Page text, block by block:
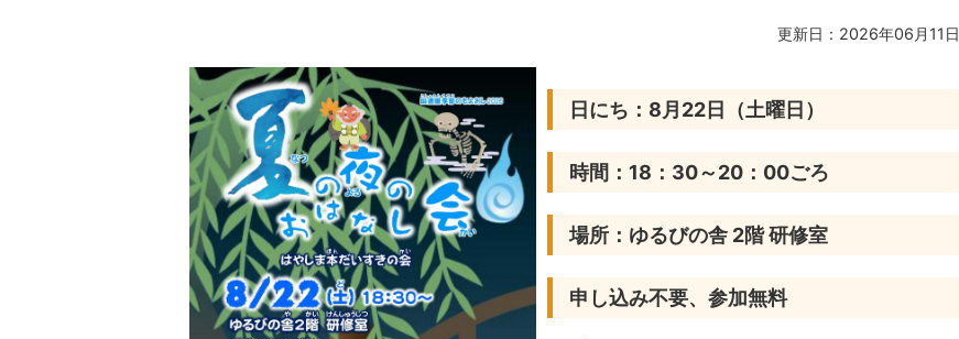
更新日：2026年06月11日
日にち：8月22日（土曜日）
時間：18：30～20：00ごろ
場所：ゆるびの舎 2階 研修室
申し込み不要、参加無料